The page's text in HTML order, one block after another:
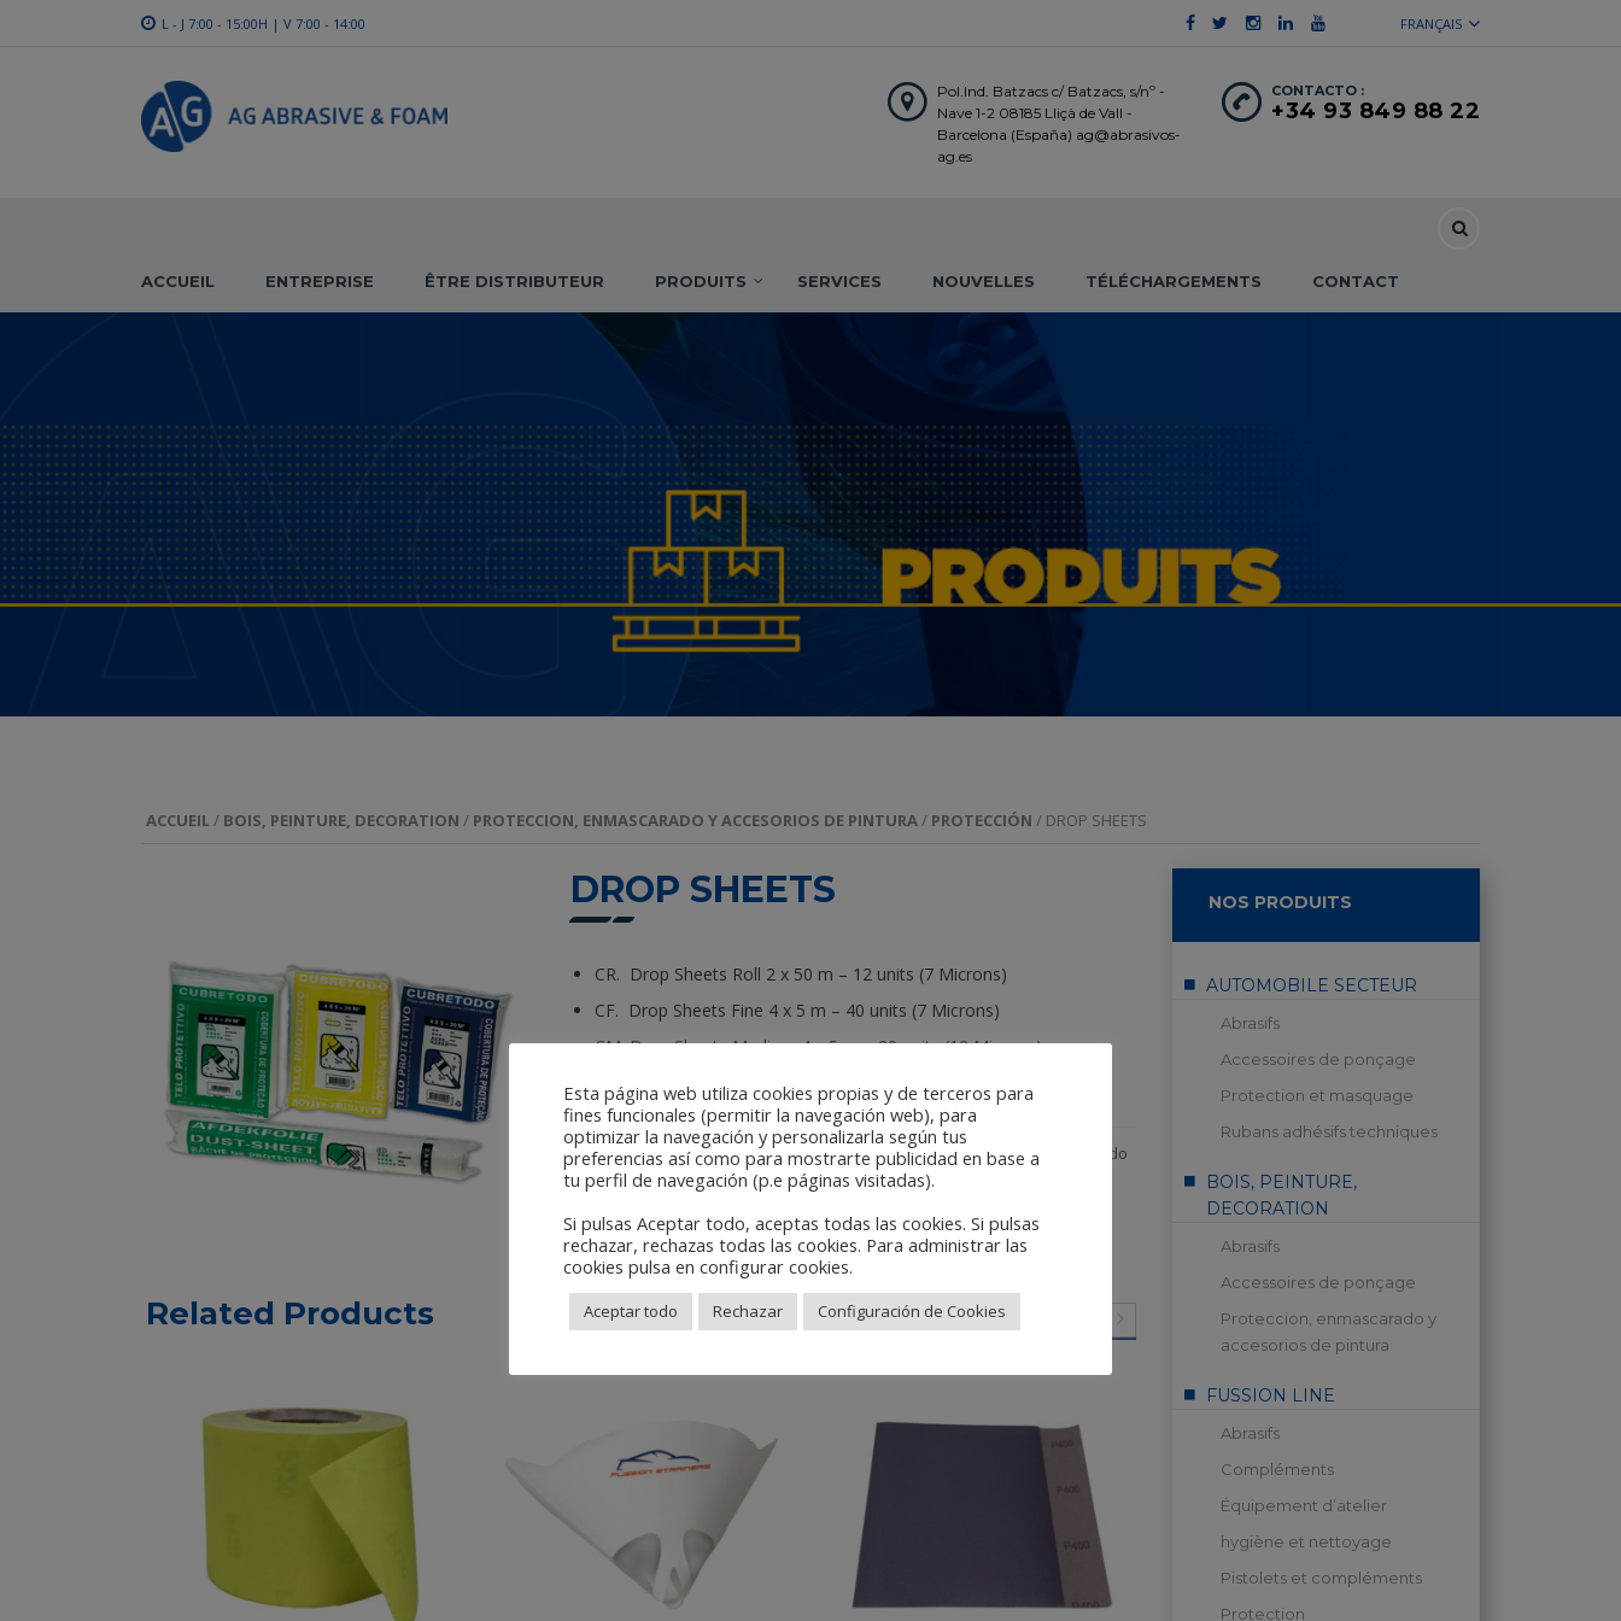
FRANÇAIS
L - J 7:00 - 15:00H | V 7:00 - 14:00
CONTACTO :
+34 93 849 88 22
Pol.Ind. Batzacs c/ Batzacs, s/nº -
Nave 1-2 08185 Lliçà de Vall -
Barcelona (España) ag@abrasivos-
ag.es
ACCUEIL ENTREPRISE ÊTRE DISTRIBUTEUR PRODUITS SERVICES NOUVELLES TÉLÉCHARGEMENTS CONTACT
ACCUEIL/ BOIS, PEINTURE, DECORATION / PROTECCION, ENMASCARADO Y ACCESORIOS DE PINTURA/ PROTECCIÓN / DROP SHEETS
DROP SHEETS
CR. Drop Sheets Roll 2 x 50 m – 12 units (7 Microns)
CF. Drop Sheets Fine 4 x 5 m – 40 units (7 Microns)
CM. Drop Sheets Medium 4 x 5 m – 20 units (12 Microns)
CG. Drop Sheets Coarse 4 x 5 m – 10 units (35 Microns)
Catégories :Bois, peinture, decoration,Protección,Proteccion, enmascarado
y accesorios de pintura
Related Products
NOS PRODUITS
AUTOMOBILE SECTEUR
Abrasifs
Accessoires de ponçage
Protection et masquage
Rubans adhésifs techniques
BOIS, PEINTURE,
DECORATION
Abrasifs
Accessoires de ponçage
Proteccion, enmascarado y
accesorios de pintura
FUSSION LINE
Abrasifs
Compléments
Équipement d’atelier
hygiène et nettoyage
Pistolets et compléments
Protection
Esta página web utiliza cookies propias y de terceros para
fines funcionales (permitir la navegación web), para
optimizar la navegación y personalizarla según tus
preferencias así como para mostrarte publicidad en base a
tu perfil de navegación (p.e páginas visitadas).
Si pulsas Aceptar todo, aceptas todas las cookies. Si pulsas
rechazar, rechazas todas las cookies. Para administrar las
cookies pulsa en configurar cookies.
Aceptar todo Rechazar Configuración de Cookies